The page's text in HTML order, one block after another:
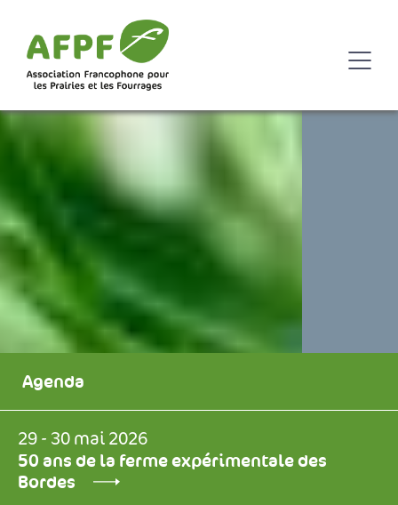
Agenda
29 - 30 mai 2026
50 ans de la ferme expérimentale des
Bordes